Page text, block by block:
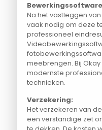
Na het vastleggen
vaak nodig om deze
professioneel
meebrengen. Bij
modernste
technieken.
Verzekering:
Het verzekeren van
een verstandige zet